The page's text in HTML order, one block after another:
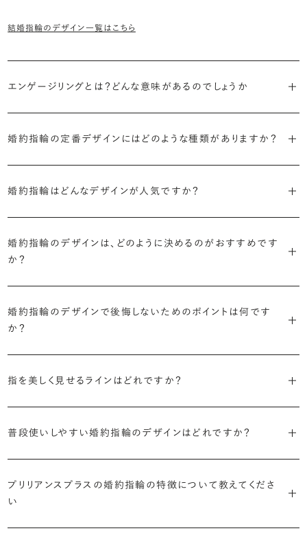
結婚指輪のデザイン一覧はこちら
エンゲージリングとは？どんな意味があるのでしょうか
リング」は婚約指輪の別名です。
Ring（エンゲージメントリング）と呼ばれます。
婚約指輪の定番デザインにはどのような種類がありますか？
リリアンスプラスでも不動の人気を誇ります。
えたデザイン。愛らしい雰囲気が楽しめます。
るという点でも人気があります。
ン。手元にしっかりと存在感を添えてくれます。
華やかなデザインをお好みの方から非常に人気です。
婚約指輪はどんなデザインが人気ですか？
に留めた王道のデザイン「ソリティア」です。
婚約指輪のデザインは、どのように決めるのがおすすめです
か？
す。
絞り、次にアームのフォルム（ストレート／ウェーブ／V字）と素材（プ
・年齢を重ねても似合うリングを目指す
・着用シーンを想像して選ぶ
日常的に身に着けたいのか、お出かけの時だけ身に着けたいのか
婚約指輪のデザインで後悔しないためのポイントは何です
か？
は実物を指に着けて見え方を確かめることです。
までじっくりと試着していただけます。
ショールームで婚約指輪を試着する
指を美しく見せるラインはどれですか？
見えやすいと言われています。
てきます。ぜひ、所要時間30秒のブリリアンスプラスオリジナル診断を
活用して、ご自身にぴったりのラインを探してみてください。
普段使いしやすい婚約指輪のデザインはどれですか？
なります。ブリリアンスプラスでは、普段の生活の中でも婚約指輪を楽
しく身に着けていただけるよう、全てのデザインが高さを抑えて作られ
プリリアンスプラスの婚約指輪の特徴について教えてくださ
い